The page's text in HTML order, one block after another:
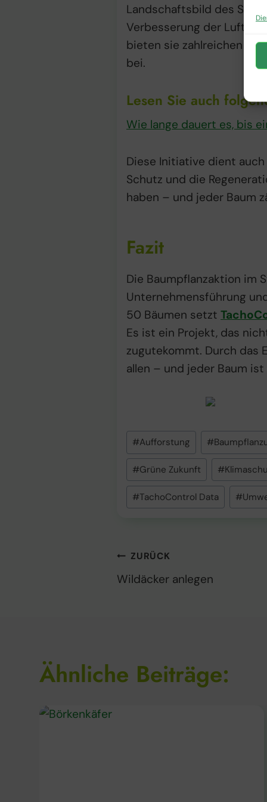
Landschaftsbild des
Verbesserung der
bieten sie zahlreichen
bei.
Lesen Sie auch
Wie lange dauert es, bis
Diese Initiative dient
Schutz und die
haben – und jeder Baum
Fazit
Die Baumpflanzaktion im
Unternehmensführung
50 Bäumen setzt
Es ist ein Projekt, das
zugutekommt. Durch das
allen – und jeder Baum
Schlagworte:
#Aufforstung #
#Grüne Zukunft #
#TachoControl Data #
ZURÜCK
Wildäcker anlegen
Ähnliche Beiträge: